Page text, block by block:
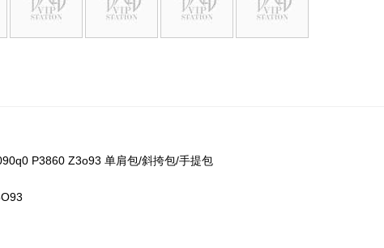
P3860 Z3o93 单肩包/斜挎包/手提包